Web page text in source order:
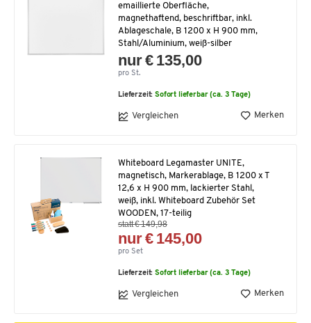
emaillierte Oberfläche,
magnethaftend, beschriftbar, inkl.
Ablageschale, B 1200 x H 900 mm,
Stahl/Aluminium, weiß-silber
nur € 135,00
pro St.
Lieferzeit:Sofort lieferbar (ca. 3 Tage)
Vergleichen Merken
Whiteboard Legamaster UNITE,
magnetisch, Markerablage, B 1200 x T
12,6 x H 900 mm, lackierter Stahl,
weiß, inkl. Whiteboard Zubehör Set
WOODEN, 17-teilig
statt € 149,98
nur € 145,00
pro Set
Lieferzeit:Sofort lieferbar (ca. 3 Tage)
Vergleichen Merken